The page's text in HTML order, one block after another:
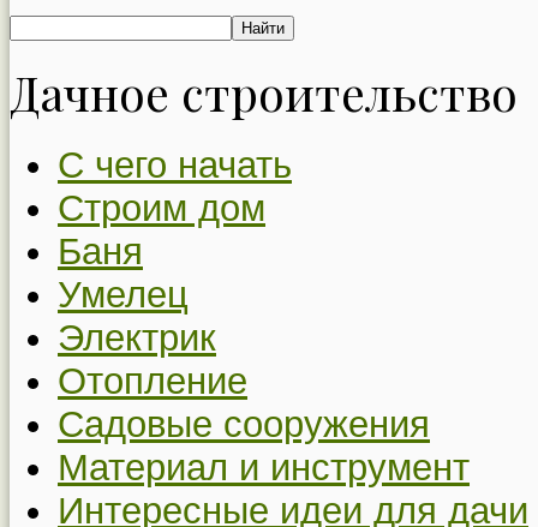
Дачное строительство
С чего начать
Строим дом
Баня
Умелец
Электрик
Отопление
Садовые сооружения
Материал и инструмент
Интересные идеи для дачи